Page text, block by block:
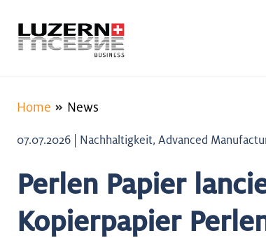
Home News
07.07.2026 | Nachhaltigkeit, Advanced
Perlen Papier
Kopierpapier